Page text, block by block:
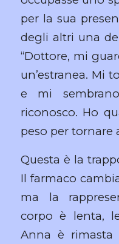
per la sua
degli altri una
“Dottore, mi
un’estranea. Mi
e mi
riconosco. Ho
peso per tornare
Questa è la
Il farmaco
ma la
corpo è lenta,
Anna è rimasta